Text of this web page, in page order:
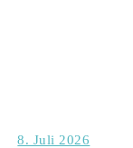
8. Juli 2026